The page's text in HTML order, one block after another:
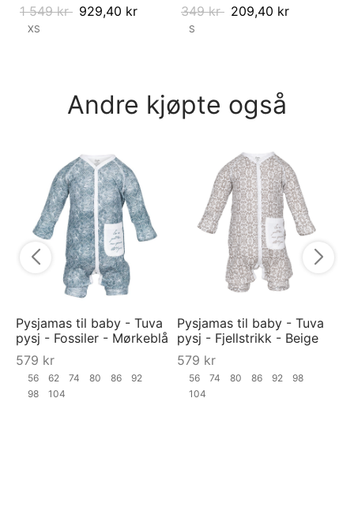
1 549kr 929,40 kr
XS
349kr 209,40 kr
S
Andre kjøpte også
Pysjamas til baby - Tuva
pysj - Fossiler - Mørkeblå
579 kr
56 62 74 80 86
92
98
104
Pysjamas til baby - Tuva
pysj - Fjellstrikk - Beige
579 kr
56 74 80 86 92
98
104